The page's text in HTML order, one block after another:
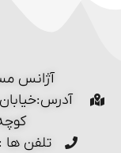
آژانس
کوچه
تلفن ها : ۰۹۱۲۳۸۹۷۶۵۵-۲۶۴۱۴۹۹۵-۲۶۴۱۴۹۹۷